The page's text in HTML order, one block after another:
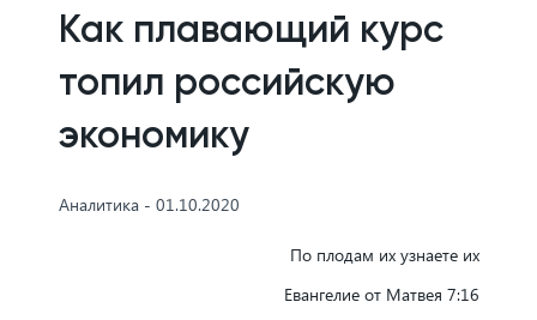
Как плавающий курс
топил российскую
экономику
Аналитика - 01.10.2020
По плодам их узнаете их
Евангелие от Матвея 7:16